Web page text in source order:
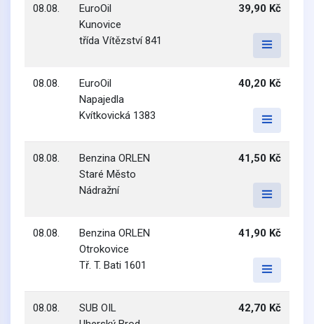
08.08.
EuroOil
Kunovice
třída Vítězství 841
39,90 Kč
08.08.
EuroOil
Napajedla
Kvítkovická 1383
40,20 Kč
08.08.
Benzina ORLEN
Staré Město
Nádražní
41,50 Kč
08.08.
Benzina ORLEN
Otrokovice
Tř. T. Bati 1601
41,90 Kč
08.08.
SUB OIL
42,70 Kč